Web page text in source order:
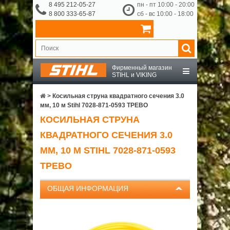
8 495 212-05-27
8 800 333-65-87
пн - пт 10:00 - 20:00
сб - вс 10:00 - 18:00
Фирменный магазин
STIHL и VIKING
STIHL
VIKING
OCHSENKOPF
О КОМПАНИИ
> Косильная струна квадратного сечения 3.0
мм, 10 м Stihl 7028-871-0593 ТРЕВО
КОСИЛЬНАЯ СТРУНА
КВАДРАТНОГО СЕЧЕНИЯ 3.0
ММ, 10 М STIHL 7028-871-0593
ТРЕВО
ОБЩАЯ ИНФОРМАЦИЯ